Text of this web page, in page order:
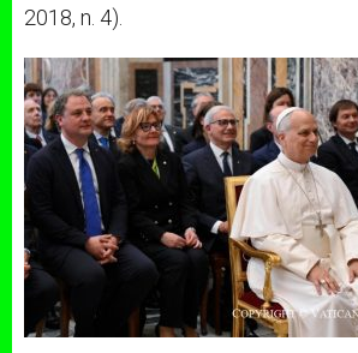
2018, n. 4).